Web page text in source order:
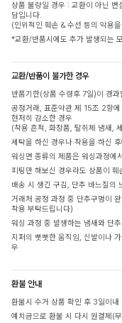
상품 불량일 경우 : 교환이 아닌
담입니다.
(인위적인 훼손 & 수선 등의 악용
*교환/반품시에도 추가 발생되는
교환/반품이 불가한 경우
반품기한(상품 수령후 7일)이 경과
공정거래, 표준약관 제 15조 2항
현저히 감소한 경우
(착용 흔적, 화장품, 탈취제 냄새,
세탁을 하신 경우나 착용을 하신
워싱면 종류의 제품은 워싱과정에
피팅만 해보신 경우라도 상품이
배송 시 생긴 구김, 단추 바느질의
거래처 공정 과정 중 단추구멍이
착용 부탁드립니다)
워싱 과정 중 발생하는 냄새와 단
지퍼의 뻣뻣한 움직임, 신발이나
우
환불 안내
환불시 수거 상품 확인 후 3일이
예치금으로 환불 시 다시 원결제(